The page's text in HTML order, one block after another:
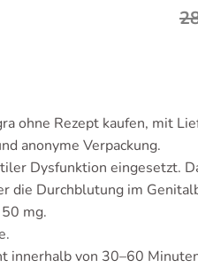
ohne Rezept kaufen, mit
anonyme Verpackung.
Dysfunktion eingesetzt.
die Durchblutung im
mg.
innerhalb von 30–60